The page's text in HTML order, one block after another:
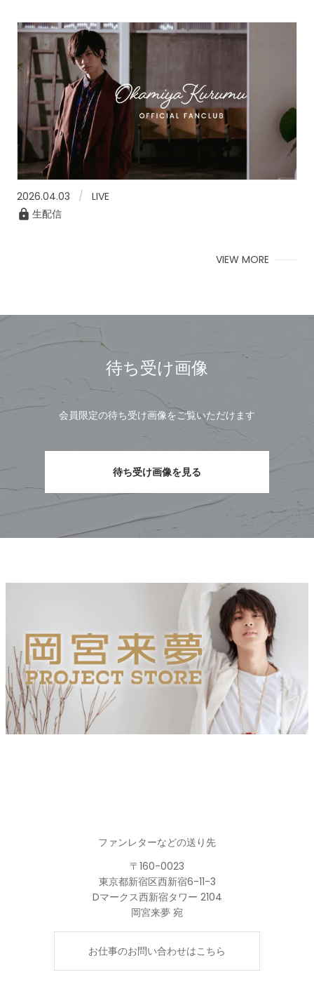
2026.04.03
LIVE
生配信
VIEW MORE
待ち受け画像
待ち受け画像を見る
ファンレターなどの送り先
〒160-0023
東京都新宿区西新宿6-11-3
Dマークス西新宿タワー 2104
岡宮来夢 宛
お仕事のお問い合わせはこちら